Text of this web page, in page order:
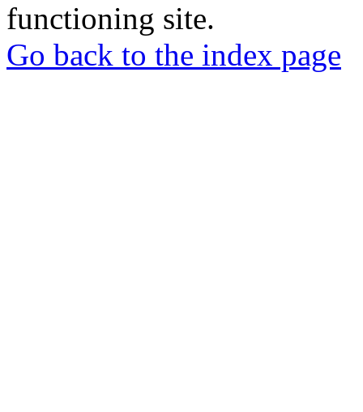
functioning site.
Go back to the index page